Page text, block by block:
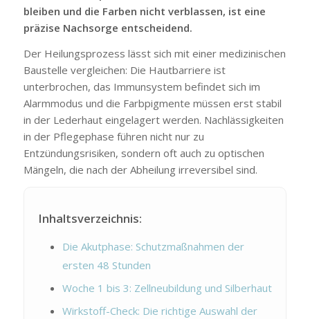
bleiben und die Farben nicht verblassen, ist eine
präzise Nachsorge entscheidend.
Der Heilungsprozess lässt sich mit einer medizinischen
Baustelle vergleichen: Die Hautbarriere ist
unterbrochen, das Immunsystem befindet sich im
Alarmmodus und die Farbpigmente müssen erst stabil
in der Lederhaut eingelagert werden. Nachlässigkeiten
in der Pflegephase führen nicht nur zu
Entzündungsrisiken, sondern oft auch zu optischen
Mängeln, die nach der Abheilung irreversibel sind.
Inhaltsverzeichnis:
Die Akutphase: Schutzmaßnahmen der
ersten 48 Stunden
Woche 1 bis 3: Zellneubildung und Silberhaut
Wirkstoff-Check: Die richtige Auswahl der